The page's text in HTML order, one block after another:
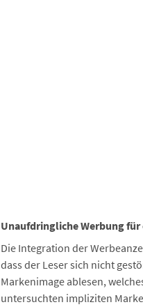
Unaufdringliche Werbung für
Die Integration der
dass der Leser sich nicht
Markenimage ablesen,
untersuchten impliziten